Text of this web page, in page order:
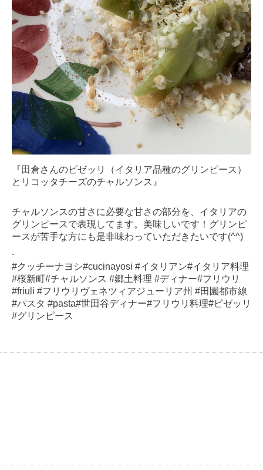
『田倉さんのピゼッリ（イタリア品種のグリンピース）
とリコッタチーズのチャルソンス』
チャルソンスの甘さに必要な甘さの部分を、イタリアの
グリンピースで表現してます。美味しいです！グリンピ
ースが苦手な方にも是非味わっていただきたいです(^^)
.
#クッチーナヨシ#cucinayosi #イタリアン#イタリア料理
#桜新町#チャルソンス #郷土料理 #ディナー#フリウリ
#friuli #フリウリヴェネツィアジューリア州 #田園都市線
#パスタ #pasta#世田谷ディナー#フリウリ料理#ピゼッリ
#グリンピース